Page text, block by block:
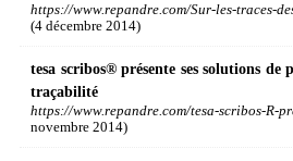
https://www.repandre.com/Sur-les-traces-
(4 décembre 2014)
tesa scribos® présente ses solutions
traçabilité
https://www.repandre.com/tesa-scribos-R-
novembre 2014)